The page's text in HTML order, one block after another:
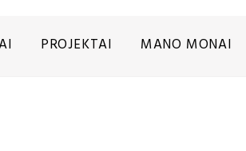
PROJEKTAI MANO MONAI